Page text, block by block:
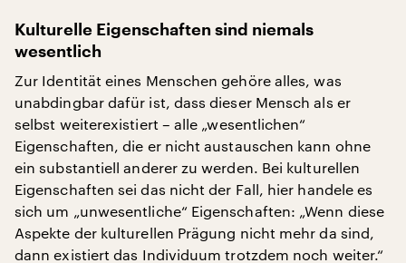
Kulturelle Eigenschaften sind niemals
wesentlich
Zur Identität eines Menschen gehöre alles, was
unabdingbar dafür ist, dass dieser Mensch als er
selbst weiterexistiert – alle „wesentlichen“
Eigenschaften, die er nicht austauschen kann ohne
ein substantiell anderer zu werden. Bei kulturellen
Eigenschaften sei das nicht der Fall, hier handele es
sich um „unwesentliche“ Eigenschaften: „Wenn diese
Aspekte der kulturellen Prägung nicht mehr da sind,
dann existiert das Individuum trotzdem noch weiter.“